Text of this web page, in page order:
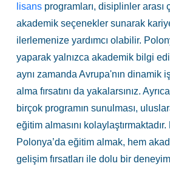
lisans programları, disiplinler arası
akademik seçenekler sunarak
ilerlemenize yardımcı olabilir.
yaparak yalnızca akademik bilgi
aynı zamanda Avrupa'nın dinamik
alma fırsatını da yakalarsınız.
birçok programın sunulması,
eğitim almasını
Polonya’da eğitim almak, hem
gelişim fırsatları ile dolu bir